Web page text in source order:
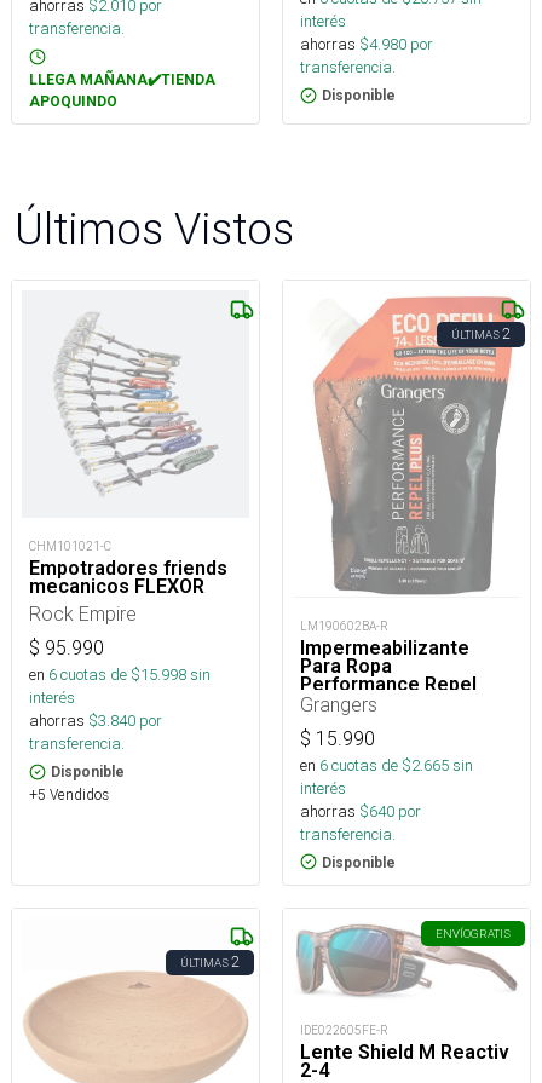
ahorras $2.010 por
transferencia.
LLEGA MAÑANA✔️TIENDA
APOQUINDO
interés
ahorras $4.980 por
transferencia.
Disponible
Últimos Vistos
CHM101021-C
Empotradores friends
mecanicos FLEXOR
Rock Empire
$ 95.990
en 6cuotas de $15.998sin
interés
ahorras $3.840 por
transferencia.
Disponible
+5 Vendidos
ÚLTIMAS2
LM190602BA-R
Impermeabilizante
Para Ropa
Performance Repel
Plus Eco Refill 275 Ml
Grangers
$ 15.990
en 6cuotas de $2.665sin
interés
ahorras $640 por
transferencia.
Disponible
ÚLTIMAS2
ENVÍOGRATIS
IDE022605FE-R
Lente Shield M Reactiv
2-4